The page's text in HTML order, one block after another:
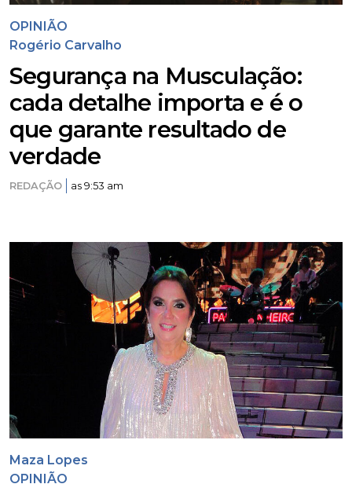
OPINIÃO
Rogério Carvalho
Segurança na Musculação:
cada detalhe importa e é o
que garante resultado de
verdade
REDAÇÃO as 9:53 am
Maza Lopes
OPINIÃO